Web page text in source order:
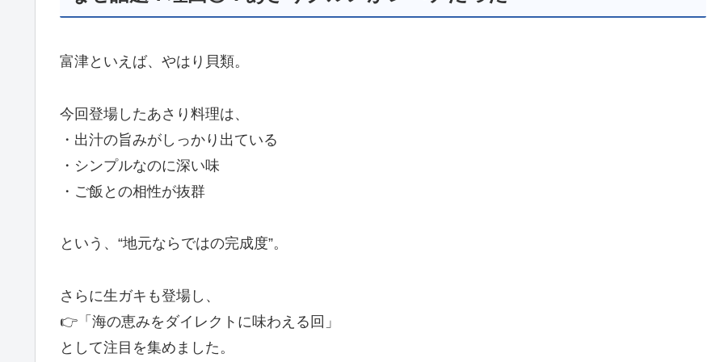
富津といえば、やはり貝類。
今回登場したあさり料理は、
・出汁の旨みがしっかり出ている
・シンプルなのに深い味
・ご飯との相性が抜群
という、“地元ならではの完成度”。
さらに生ガキも登場し、
👉「海の恵みをダイレクトに味わえる回」
として注目を集めました。